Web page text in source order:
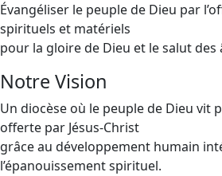
Évangéliser le peuple de Dieu par
spirituels et matériels
pour la gloire de Dieu et le salut des
Notre Vision
Un diocèse où le peuple de Dieu vit
offerte par Jésus-Christ
grâce au développement humain
l’épanouissement spirituel.